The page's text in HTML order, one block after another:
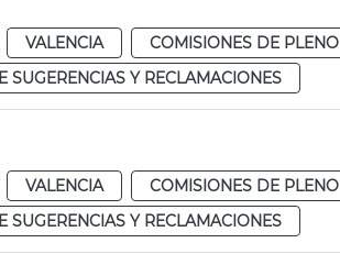
VALENCIA
COMISIONES DE PLENO
SUGERENCIAS Y RECLAMACIONES
VALENCIA
COMISIONES DE PLENO
SUGERENCIAS Y RECLAMACIONES